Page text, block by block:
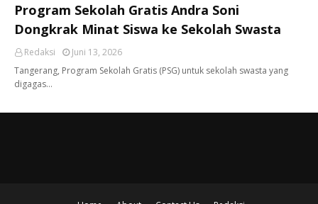
Program Sekolah Gratis Andra Soni
Dongkrak Minat Siswa ke Sekolah Swasta
Redaksi
Juni 13, 2026
Tangerang, ​Program Sekolah Gratis (PSG) untuk sekolah swasta yang
digagas…